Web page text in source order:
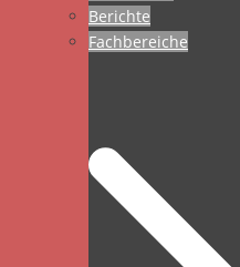
Berichte
Fachbereiche